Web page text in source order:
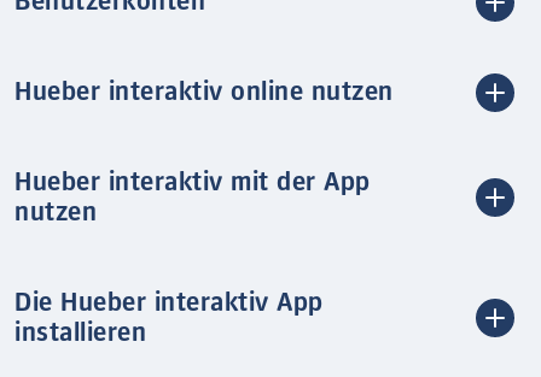
Hueber interaktiv online nutzen
Hueber interaktiv mit der App
nutzen
Die Hueber interaktiv App
installieren